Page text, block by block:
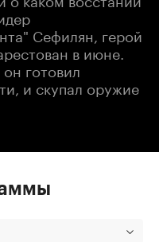
Сефилян, герой
в июне.
готовил
и скупал оружие